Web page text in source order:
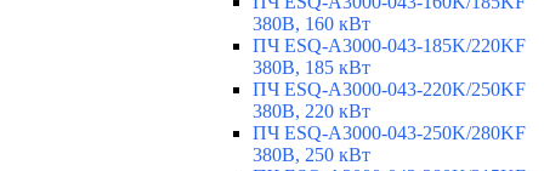
380В, 160 кВт
ПЧ ESQ-A3000-043-185K/220KF
380В, 185 кВт
ПЧ ESQ-A3000-043-220K/250KF
380В, 220 кВт
ПЧ ESQ-A3000-043-250K/280KF
380В, 250 кВт